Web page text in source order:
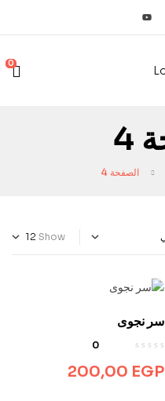
0
4
الصفحة 4
Show
سر نجوى
0
200,00 EGP